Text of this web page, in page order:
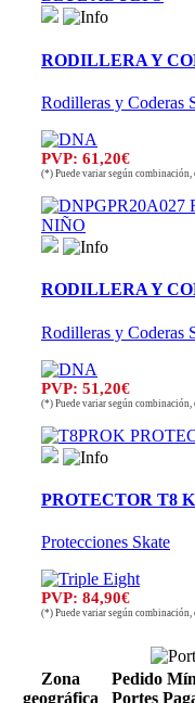
RODILLERA Y
Rodilleras y Coderas
PVP: 61,20€
(*) Puede variar según combinación,
RODILLERA Y
Rodilleras y Coderas
PVP: 51,20€
(*) Puede variar según combinación,
PROTECTOR T8
Protecciones Skate
PVP: 84,90€
(*) Puede variar según combinación,
Zona
geográfica
Pedido
Portes